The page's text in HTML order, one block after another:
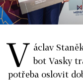
V áclav
bot Vasky
potřeba oslovit